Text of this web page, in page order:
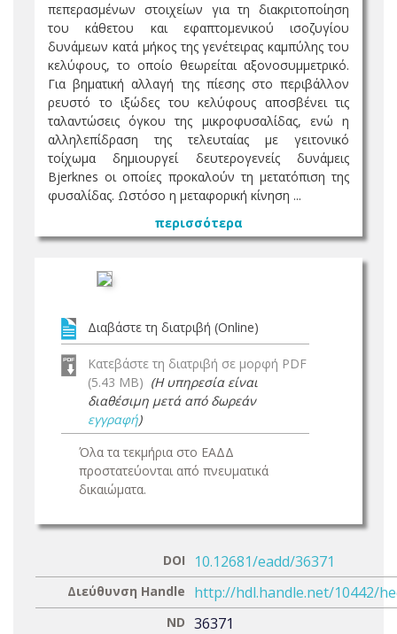
πεπερασμένων στοιχείων για τη διακριτοποίηση
του κάθετου και εφαπτομενικού ισοζυγίου
δυνάμεων κατά μήκος της γενέτειρας καμπύλης του
κελύφους, το οποίο θεωρείται αξονοσυμμετρικό.
Για βηματική αλλαγή της πίεσης στο περιβάλλον
ρευστό το ιξώδες του κελύφους αποσβένει τις
ταλαντώσεις όγκου της μικροφυσαλίδας, ενώ η
αλληλεπίδραση της τελευταίας με γειτονικό
τοίχωμα δημιουργεί δευτερογενείς δυνάμεις
Bjerknes οι οποίες προκαλούν τη μετατόπιση της
φυσαλίδας. Ωστόσο η μεταφορική κίνηση ...
περισσότερα
Διαβάστε τη διατριβή (Online)
Κατεβάστε τη διατριβή σε μορφή PDF
(5.43 MB) (Η υπηρεσία είναι
διαθέσιμη μετά από δωρεάν
εγγραφή)
Όλα τα τεκμήρια στο ΕΑΔΔ
προστατεύονται από πνευματικά
δικαιώματα.
DOI 10.12681/eadd/36371
Διεύθυνση Handle http://hdl.handle.net/10442/
ND 36371